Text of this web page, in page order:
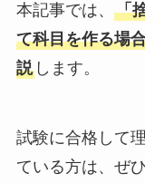
本記事では、 「
て科目を作る場
説します。
試験に合格して
ている方は、ぜ